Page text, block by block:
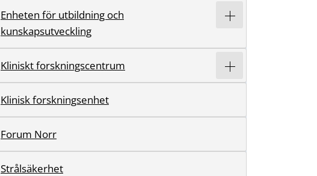
Enheten för utbildning och
kunskapsutveckling
Kliniskt forskningscentrum
Klinisk forskningsenhet
Forum Norr
Strålsäkerhet